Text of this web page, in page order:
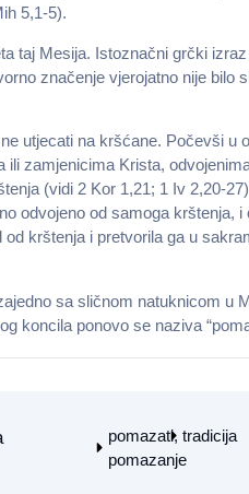
5,1-5).
taj Mesija. Istoznačni grčki izraz
značenje vjerojatno nije bilo
utjecati na kršćane. Počevši
zamjenicima Krista,
(vidi 2 Kor 1,21; 1 Iv 2,20-
odvojeno od samoga krštenja,
krštenja i pretvorila ga u
sa sličnom natuknicom u
koncila ponovo se naziva
pomazati,
pomazanje
tradicija